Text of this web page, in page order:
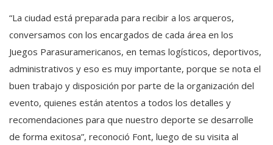
“La ciudad está preparada para recibir a los arqueros,
conversamos con los encargados de cada área en los
Juegos Parasuramericanos, en temas logísticos, deportivos,
administrativos y eso es muy importante, porque se nota el
buen trabajo y disposición por parte de la organización del
evento, quienes están atentos a todos los detalles y
recomendaciones para que nuestro deporte se desarrolle
de forma exitosa”, reconoció Font, luego de su visita al